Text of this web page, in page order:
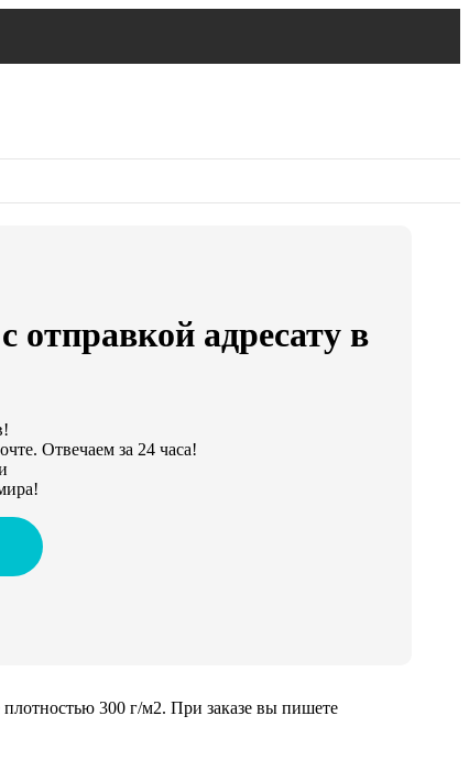
отправкой адресату в
Отвечаем за 24 часа!
300 г/м2. При заказе вы пишете